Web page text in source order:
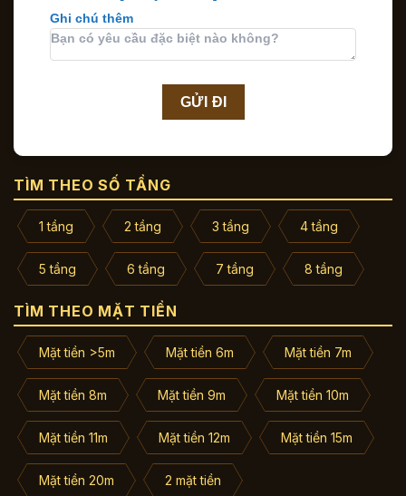
Ghi chú thêm
TÌM THEO SỐ TẦNG
1 tầng 2 tầng 3 tầng 4 tầng
5 tầng 6 tầng 7 tầng 8 tầng
TÌM THEO MẶT TIỀN
Mặt tiền >5m Mặt tiền 6m Mặt tiền 7m
Mặt tiền 8m Mặt tiền 9m Mặt tiền 10m
Mặt tiền 11m Mặt tiền 12m Mặt tiền 15m
Mặt tiền 20m 2 mặt tiền